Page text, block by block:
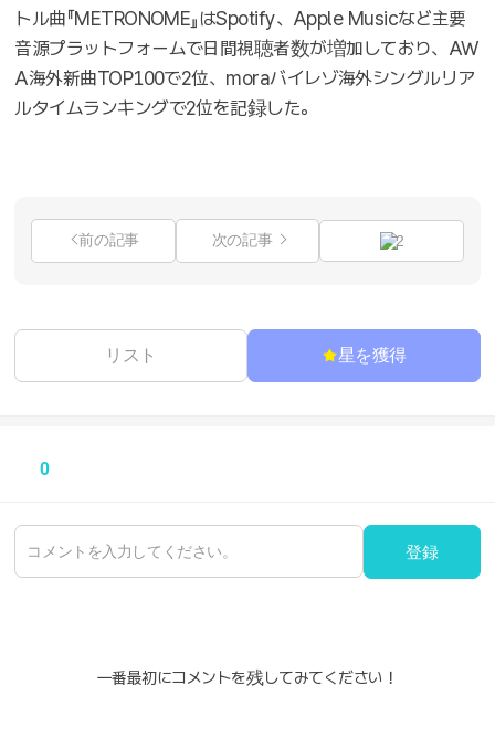
トル曲『METRONOME』はSpotify、Apple Musicなど主要
音源プラットフォームで日間視聴者数が増加しており、AW
A海外新曲TOP100で2位、moraバイレゾ海外シングルリア
ルタイムランキングで2位を記録した。
前の記事 次の記事 2
リスト 星を獲得
0
登録
一番最初にコメントを残してみてください！